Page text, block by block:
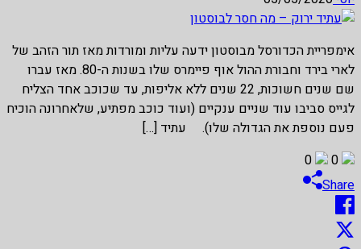
אימפריית הכדורסל מבוסטון ידעה עליות ומורדות מאז תור הזהב של
לארי בירד וחבורת ההול אוף פיימרס שלו בשנות ה-80. מאז עברו
שם שנים חשוכות, 22 שנים ללא אליפות, עד שכוכב אחד הצליח
לגייס סביבו עוד שניים ענקיים (ועוד כוכב מפתיע, שלאחרונה הוכיח
פעם נוספת את הגדולה שלו). עתיד […]
0
0
Share